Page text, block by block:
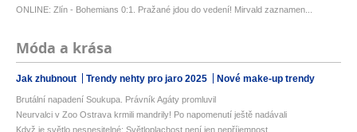
ONLINE: Zlín - Bohemians 0:1. Pražané jdou do vedení! Mirvald zaznamen...
Móda a krása
Jak zhubnout Trendy nehty pro jaro 2025 Nové make-up trendy
Brutální napadení Soukupa. Právník Agáty promluvil
Neurvalci v Zoo Ostrava krmili mandrily! Po napomenutí ještě nadávali
Když je světlo nesnesitelné: Světloplachost není jen nepříjemnost